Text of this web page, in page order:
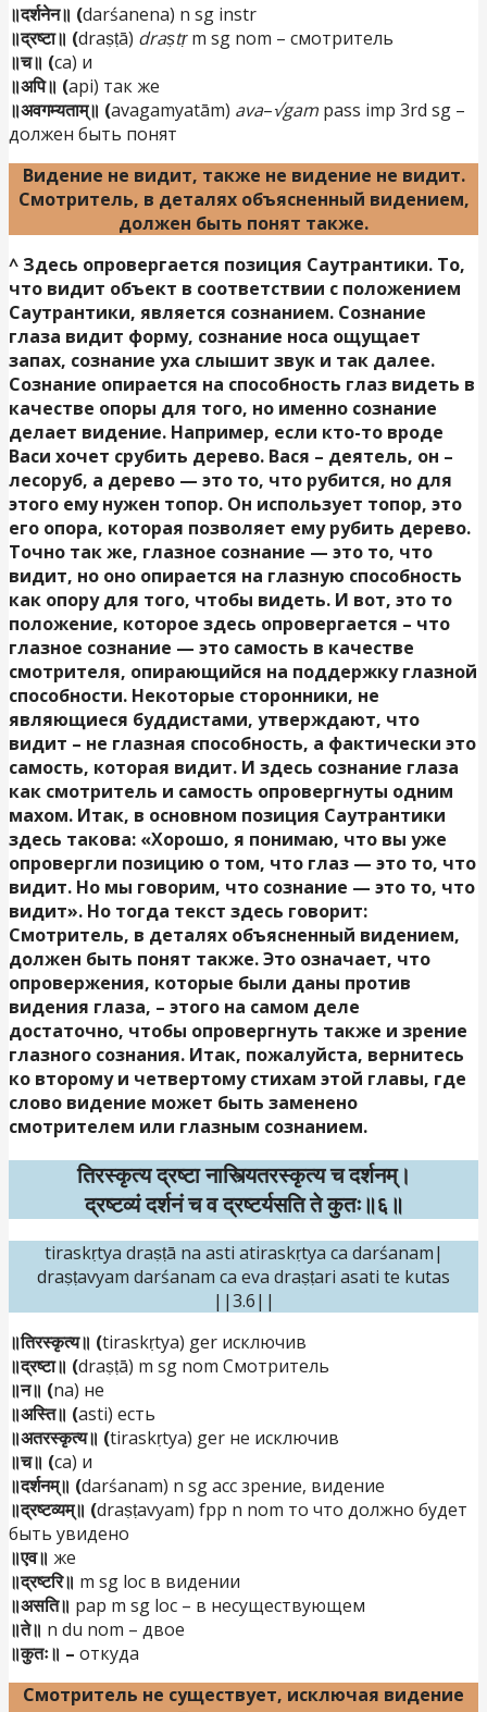
॥दर्शनेन॥ (darśanena) n sg instr
॥द्रष्टा॥ (draṣṭā) draṣtṛm sg nom – смотритель
॥च॥ (ca) и
॥अपि॥ (api) так же
॥अवगम्यताम्॥ (avagamyatām) ava–√gam pass imp 3rd sg –
должен быть понят
Видение не видит, также не видение не видит.
Смотритель, в деталях объясненный видением,
должен быть понят также.
^ Здесь опровергается позиция Саутрантики. То,
что видит объект в соответствии с положением
Саутрантики, является сознанием. Сознание
глаза видит форму, сознание носа ощущает
запах, сознание уха слышит звук и так далее.
Сознание опирается на способность глаз видеть в
качестве опоры для того, но именно сознание
делает видение. Например, если кто-то вроде
Васи хочет срубить дерево. Вася – деятель, он –
лесоруб, а дерево — это то, что рубится, но для
этого ему нужен топор. Он использует топор, это
его опора, которая позволяет ему рубить дерево.
Точно так же, глазное сознание — это то, что
видит, но оно опирается на глазную способность
как опору для того, чтобы видеть. И вот, это то
положение, которое здесь опровергается – что
глазное сознание — это самость в качестве
смотрителя, опирающийся на поддержку глазной
способности. Некоторые сторонники, не
являющиеся буддистами, утверждают, что
видит – не глазная способность, а фактически это
самость, которая видит. И здесь сознание глаза
как смотритель и самость опровергнуты одним
махом. Итак, в основном позиция Саутрантики
здесь такова: «Хорошо, я понимаю, что вы уже
опровергли позицию о том, что глаз — это то, что
видит. Но мы говорим, что сознание — это то, что
видит». Но тогда текст здесь говорит:
Смотритель, в деталях объясненный видением,
должен быть понят также. Это означает, что
опровержения, которые были даны против
видения глаза, – этого на самом деле
достаточно, чтобы опровергнуть также и зрение
глазного сознания. Итак, пожалуйста, вернитесь
ко второму и четвертому стихам этой главы, где
слово видение может быть заменено
смотрителем или глазным сознанием.
तिरस्कृत्य द्रष्टा नास्त्यितरस्कृत्य च दर्शनम्।
द्रष्टव्यं दर्शनं च व द्रष्टर्यसति ते कुतः॥६॥
tiraskṛtya draṣṭā na asti atiraskṛtya ca darśanam|
draṣṭavyam darśanam ca eva draṣṭari asati te kutas
||3.6||
॥तिरस्कृत्य॥ (tiraskṛtya) ger исключив
॥द्रष्टा॥ (draṣṭā) m sg nom Смотритель
॥न॥ (na) не
॥अस्ति॥ (asti) есть
॥अतरस्कृत्य॥ (tiraskṛtya) ger не исключив
॥च॥ (ca) и
॥दर्शनम्॥ (darśanam) n sg acc зрение, видение
॥द्रष्टव्यम्॥ (draṣṭavyam) fpp n nom то что должно будет
быть увидено
॥एव॥ же
॥द्रष्टरि॥ m sg loc в видении
॥असति॥ pap m sg loc – в несуществующем
॥ते॥ n du nom – двое
॥कुतः॥ – откуда
Смотритель не существует, исключая видение